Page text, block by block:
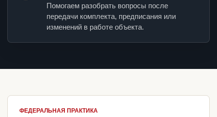
Помогаем разобрать вопросы после
передачи комплекта, предписания или
изменений в работе объекта.
ФЕДЕРАЛЬНАЯ ПРАКТИКА